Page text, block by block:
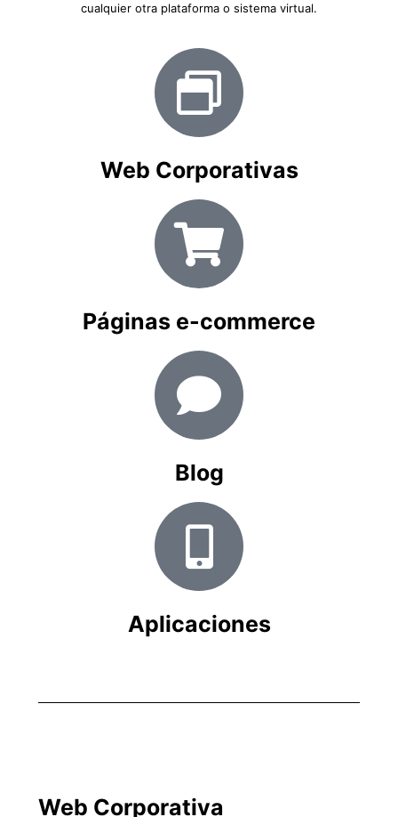
cualquier otra plataforma o sistema virtual.
Web Corporativas
Páginas e-commerce
Blog
Aplicaciones
Web Corporativa